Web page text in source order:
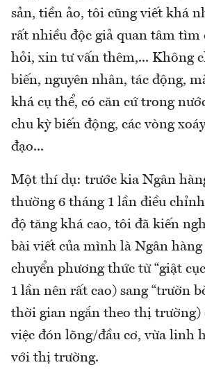
sản, tiền ảo, tôi cũng viết khá
rất nhiều độc giả quan tâm tìm
hỏi, xin tư vấn thêm,... Không
biến, nguyên nhân, tác động,
khá cụ thể, có căn cứ trong
chu kỳ biến động, các vòng
đạo...
Một thí dụ: trước kia Ngân
thường 6 tháng 1 lần điều
độ tăng khá cao, tôi đã kiến
bài viết của mình là Ngân
chuyển phương thức từ “giật
1 lần nên rất cao) sang “trườn
thời gian ngắn theo thị trường)
việc đón lõng/đầu cơ, vừa linh
với thị trường.